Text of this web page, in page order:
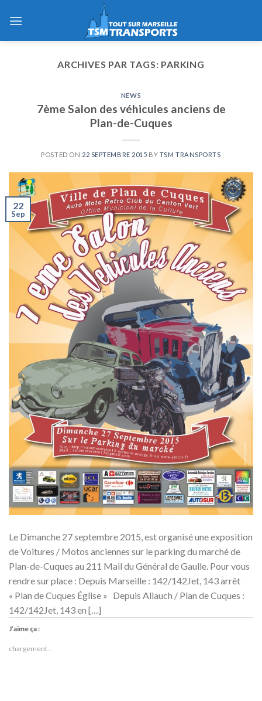
ARCHIVES PAR TAGS: PARKING
NEWS
7ème Salon des véhicules anciens de
Plan-de-Cuques
POSTED ON 22 SEPTEMBRE 2015 BY TSM TRANSPORTS
22
Sep
Le Dimanche 27 septembre 2015, est organisé une exposition
de Voitures / Motos anciennes sur le parking du marché de
Plan-de-Cuques au 211 Mail du Général de Gaulle. Pour vous
rendre sur place : Depuis Marseille : 142/142Jet, 143 arrêt
« Plan de Cuques Église » Depuis Allauch / Plan de Cuques :
142/142Jet, 143 en […]
J’aime ça :
chargement…